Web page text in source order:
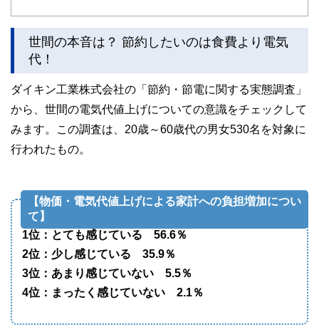
をわかりやすく発信している点です。
執筆者・監修者による執筆体制を築くことで、内容のわかり
やすさはもちろんのこと、読み応えのあるコンテンツと確か
な情報発信を実現しています。
私たちは、快適でより良い生活のアイデアを提供するお金の
コンシェルジュを目指します。
世間の本音は？ 節約したいのは食費より電気
代！
ダイキン工業株式会社の「節約・節電に関する実態調査」
から、世間の電気代値上げについての意識をチェックして
みます。この調査は、20歳～60歳代の男女530名を対象に
行われたもの。
【物価・電気代値上げによる家計への負担増加につい
て】
1位：とても感じている 56.6％
2位：少し感じている 35.9％
3位：あまり感じていない 5.5％
4位：まったく感じていない 2.1％